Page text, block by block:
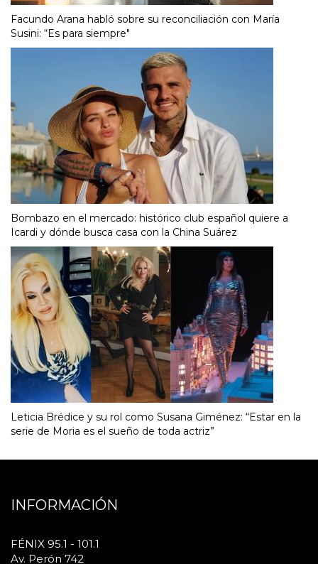
Facundo Arana habló sobre su reconciliación con María
Susini: “Es para siempre"
Bombazo en el mercado: histórico club español quiere a
Icardi y dónde busca casa con la China Suárez
Leticia Brédice y su rol como Susana Giménez: “Estar en la
serie de Moria es el sueño de toda actriz”
INFORMACIÓN
FÉNIX 95.1 - 101.1
Av. Perón 742